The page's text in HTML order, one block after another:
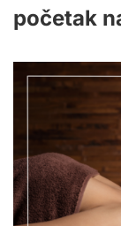
početak